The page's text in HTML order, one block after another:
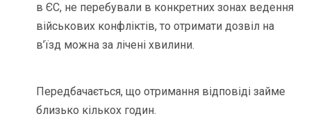
в ЄС, не перебували в конкретних зонах ведення
військових конфліктів, то отримати дозвіл на
в’їзд можна за лічені хвилини.
Передбачається, що отримання відповіді займе
близько кількох годин.